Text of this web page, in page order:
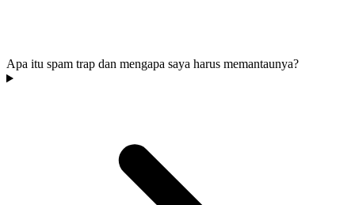
Apa itu spam trap dan mengapa saya harus memantaunya?